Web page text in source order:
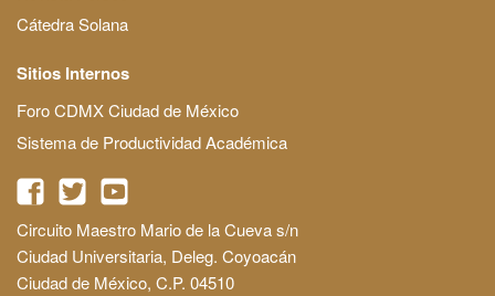
Cátedra Solana
Sitios Internos
Foro CDMX Ciudad de México
Sistema de Productividad Académica
Circuito Maestro Mario de la Cueva s/n
Ciudad Universitaria, Deleg. Coyoacán
Ciudad de México, C.P. 04510